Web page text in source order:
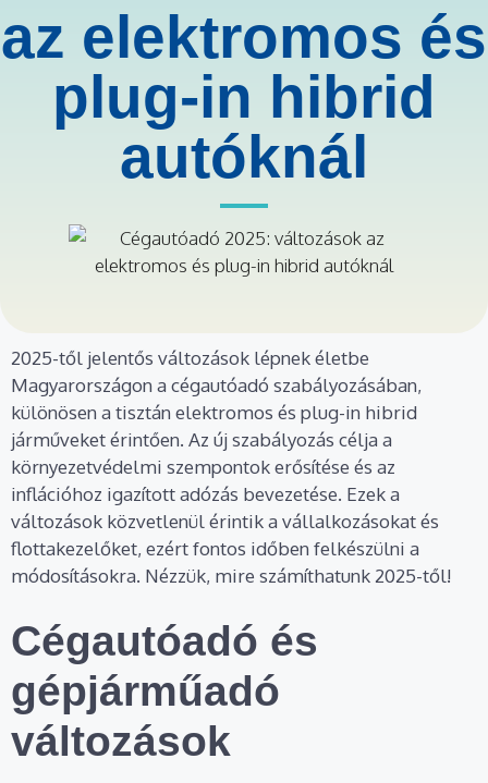
az elektromos és
plug-in hibrid
autóknál
2025-től jelentős változások lépnek életbe
Magyarországon a cégautóadó szabályozásában,
különösen a tisztán elektromos és plug-in hibrid
járműveket érintően. Az új szabályozás célja a
környezetvédelmi szempontok erősítése és az
inflációhoz igazított adózás bevezetése. Ezek a
változások közvetlenül érintik a vállalkozásokat és
flottakezelőket, ezért fontos időben felkészülni a
módosításokra. Nézzük, mire számíthatunk 2025-től!
Cégautóadó és
gépjárműadó
változások